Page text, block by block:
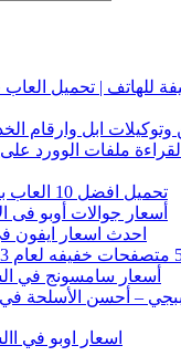
للهاتف | تحميل
ابل وارقام
تحميل افضل 10 العاب بنات للأندوريد
أسعار جوالات أوبو فى
احدث اسعار ايفون في
أسعار سامسونج في
في ببجي – أحسن الأسلحة
اسعار اوبو في